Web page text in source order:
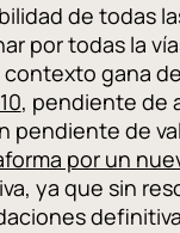
de todas
por todas la
gana
, pendiente de
pendiente de
por un
ya que sin